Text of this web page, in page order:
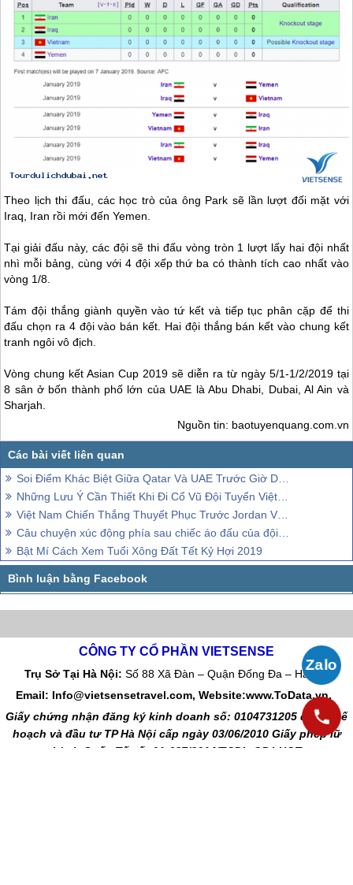
Theo lịch thi đấu, các học trò của ông Park sẽ lần lượt đối mặt với
Iraq, Iran rồi mới đến Yemen.
Tại giải đấu này, các đội sẽ thi đấu vòng tròn 1 lượt lấy hai đội nhất
nhì mỗi bảng, cùng với 4 đội xếp thứ ba có thành tích cao nhất vào
vòng 1/8.
Tám đội thắng giành quyền vào tứ kết và tiếp tục phân cặp để thi
đấu chọn ra 4 đội vào bán kết. Hai đội thắng bán kết vào chung kết
tranh ngôi vô địch.
Vòng chung kết Asian Cup 2019 sẽ diễn ra từ ngày 5/1-1/2/2019 tại
8 sân ở bốn thành phố lớn của UAE là Abu Dhabi, Dubai, Al Ain và
Sharjah.
Nguồn tin: baotuyenquang.com.vn
Soi Điểm Khác Biệt Giữa Qatar Và UAE Trước Giờ Diễn Ra Trận Bán Kết Asian Cup 2019
Những Lưu Ý Cần Thiết Khi Đi Cổ Vũ Đội Tuyển Việt Nam Tại UAE
Việt Nam Chiến Thắng Thuyết Phục Trước Jordan Và Dành Vé Vào Tứ kết AFC Cup 2019
Câu chuyện xúc động phía sau chiếc áo đấu của đội tuyển Syria
Bật Mí Cách Xem Tuổi Xông Đất Tết Kỷ Hợi 2019
CÔNG TY CỔ PHẦN VIETSENSE
Trụ Sở Tại Hà Nội: Số 88 Xã Đàn – Quận Đống Đa – Hà Nội
Email: Info@vietsensetravel.com, Website:www.ToData.vn,
Giấy chứng nhận đăng ký kinh doanh số: 0104731205 do Sở kế
hoạch và đầu tư TP Hà Nội cấp ngày 03/06/2010 Giấy phép lữ
hành Quốc Tế số: 01-687/2014/TCDL-GP LHQT